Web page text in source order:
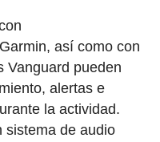
así como con
Vanguard pueden
alertas e
la actividad.
sistema de audio